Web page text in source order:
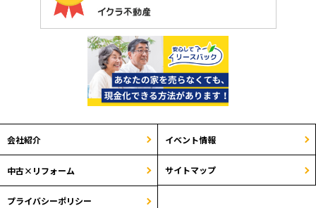
会社紹介 イベント情報
中古×リフォーム サイトマップ
プライバシーポリシー